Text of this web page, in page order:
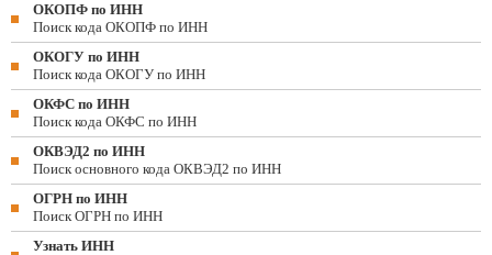
ОКОПФ по ИНН
Поиск кода ОКОПФ по ИНН
ОКОГУ по ИНН
Поиск кода ОКОГУ по ИНН
ОКФС по ИНН
Поиск кода ОКФС по ИНН
ОКВЭД2 по ИНН
Поиск основного кода ОКВЭД2 по ИНН
ОГРН по ИНН
Поиск ОГРН по ИНН
Узнать ИНН